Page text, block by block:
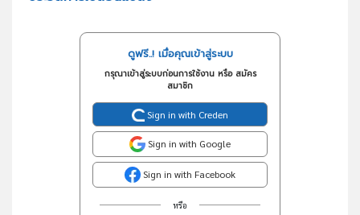
ดูฟรี..! เมื่อคุณเข้าสู่ระบบ
กรุณาเข้าสู่ระบบก่อนการใช้งาน หรือ สมัคร
สมาชิก
Sign in with Creden
Sign in with Google
Sign in with Facebook
หรือ